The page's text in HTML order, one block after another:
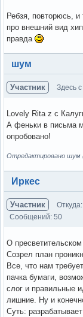
Ребзя, повторюсь,
про внешний вид
правда
Вне форума
шум
Участник Здесь
Lovely Rita z c
А феньки в письма
опробовано!
Отредактировано шум
Вне форума
Иркес
Участник
Сообщений: 50
О
Созрел план
Все, что нам
пачка бумаги,
слог и правильные
лишние. Ну и
Суть: